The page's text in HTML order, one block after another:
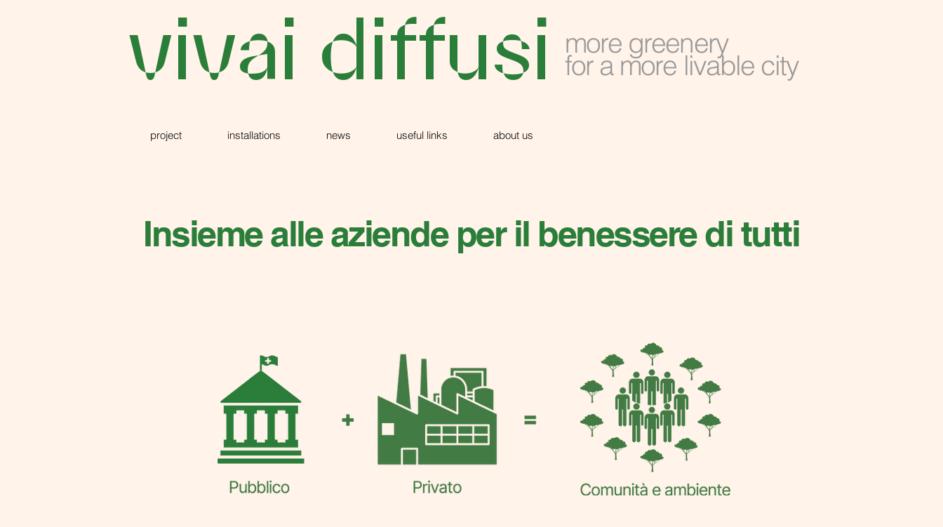
vivai diffusi
project installations news useful links about us
more greenery
for a more livable city
Insieme alle aziende per il benessere di tutti